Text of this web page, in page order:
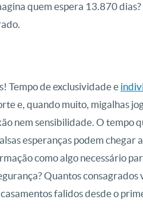
quem espera 13.870
Tempo de exclusividade e
e, quando muito, migalhas
nem sensibilidade. O tempo
esperanças podem
como algo necessário
Quantos
falidos desde o